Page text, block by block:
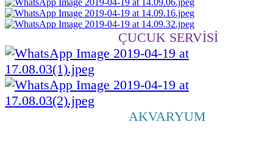
ÇUCUK SERVİSİ
AKVARYUM